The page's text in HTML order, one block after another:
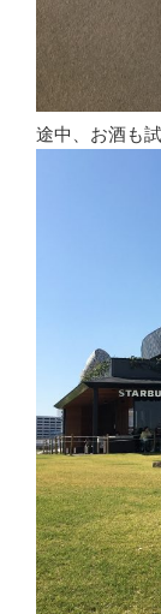
途中、お酒も